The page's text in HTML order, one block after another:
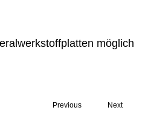
möglich
Previous Next